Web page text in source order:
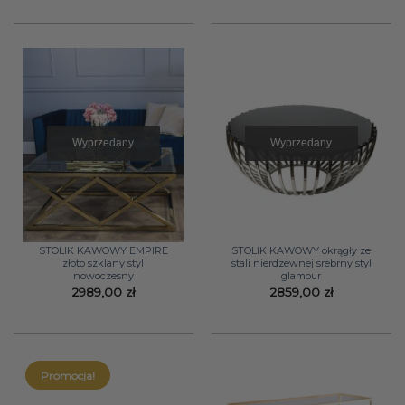
Wyprzedany
STOLIK KAWOWY EMPIRE
złoto szklany styl
nowoczesny
2989,00 zł
Wyprzedany
STOLIK KAWOWY okrągły ze
stali nierdzewnej srebrny styl
glamour
2859,00 zł
Promocja!